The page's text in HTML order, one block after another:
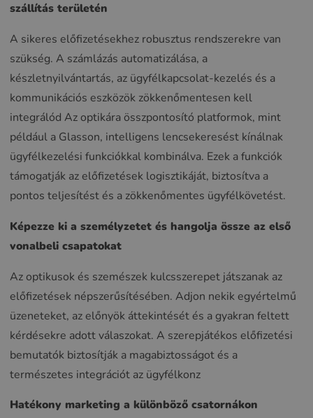
szállítás területén
A sikeres előfizetésekhez robusztus rendszerekre van
szükség. A számlázás automatizálása, a
készletnyilvántartás, az ügyfélkapcsolat-kezelés és a
kommunikációs eszközök zökkenőmentesen kell
integrálód Az optikára összpontosító platformok, mint
például a Glasson, intelligens lencsekeresést kínálnak
ügyfélkezelési funkciókkal kombinálva. Ezek a funkciók
támogatják az előfizetések logisztikáját, biztosítva a
pontos teljesítést és a zökkenőmentes ügyfélkövetést.
Képezze ki a személyzetet és hangolja össze az első
vonalbeli csapatokat
Az optikusok és szemészek kulcsszerepet játszanak az
előfizetések népszerűsítésében. Adjon nekik egyértelmű
üzeneteket, az előnyök áttekintését és a gyakran feltett
kérdésekre adott válaszokat. A szerepjátékos előfizetési
bemutatók biztosítják a magabiztosságot és a
természetes integrációt az ügyfélkonz
Hatékony marketing a különböző csatornákon